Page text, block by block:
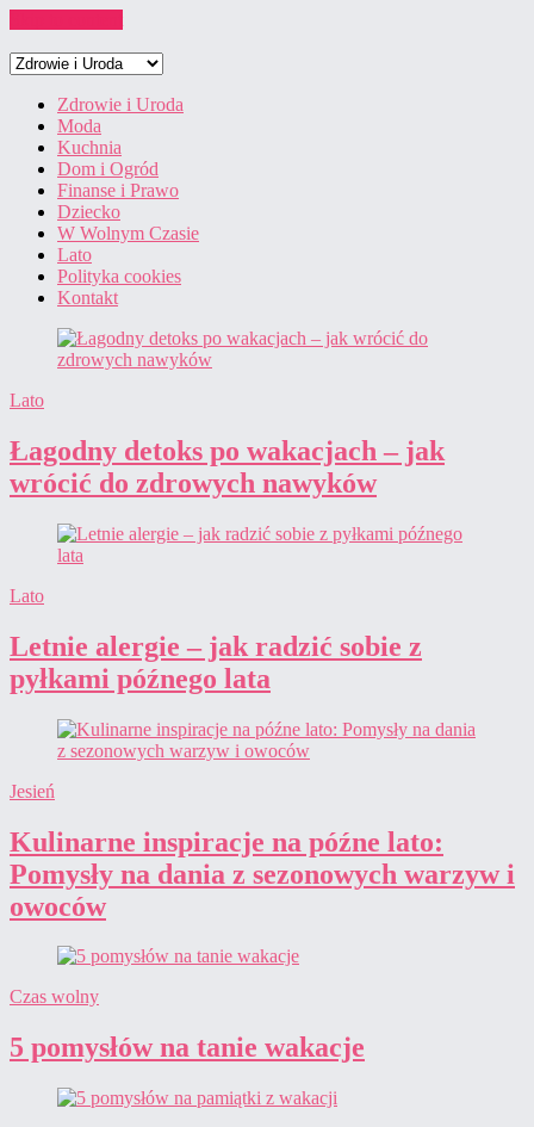
Zdrowie i Uroda
Moda
Kuchnia
Dom i Ogród
Finanse i Prawo
Dziecko
W Wolnym Czasie
Lato
Polityka cookies
Kontakt
Lato
Łagodny detoks po wakacjach – jak
wrócić do zdrowych nawyków
Lato
Letnie alergie – jak radzić sobie z
pyłkami późnego lata
Jesień
Kulinarne inspiracje na późne lato:
Pomysły na dania z sezonowych warzyw i
owoców
Czas wolny
5 pomysłów na tanie wakacje